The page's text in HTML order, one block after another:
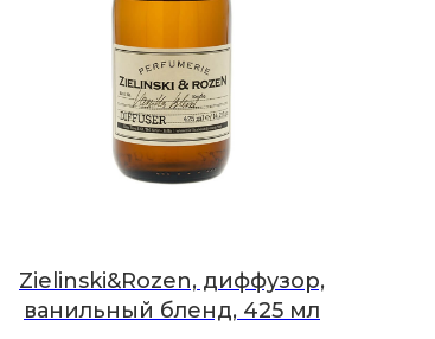
Zielinski&Rozen, диффузор,
ванильный бленд, 425 мл